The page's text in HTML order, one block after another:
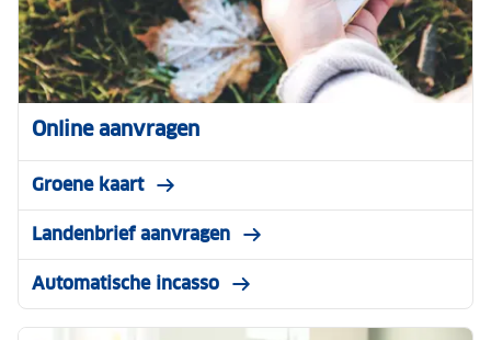
Online aanvragen
Groene kaart
Landenbrief aanvragen
Automatische incasso